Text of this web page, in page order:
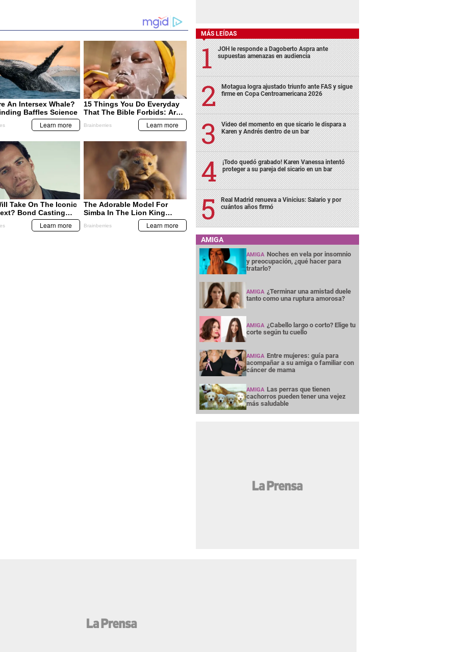
MÁS LEÍDAS
JOH le responde a Dagoberto Aspra ante
supuestas amenazas en audiencia
Motagua logra ajustado triunfo ante FAS y sigue
firme en Copa Centroamericana 2026
Video del momento en que sicario le dispara a
Karen y Andrés dentro de un bar
¡Todo quedó grabado! Karen Vanessa intentó
proteger a su pareja del sicario en un bar
Real Madrid renueva a Vinicius: Salario y por
cuántos años firmó
AMIGA
AMIGA Noches en vela por insomnio
y preocupación, ¿qué hacer para
tratarlo?
AMIGA ¿Terminar una amistad duele
tanto como una ruptura amorosa?
AMIGA ¿Cabello largo o corto? Elige tu
corte según tu cuello
AMIGA Entre mujeres: guía para
acompañar a su amiga o familiar con
cáncer de mama
AMIGA Las perras que tienen
cachorros pueden tener una vejez
más saludable